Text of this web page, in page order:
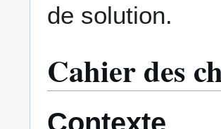
de solution.
Cahier des